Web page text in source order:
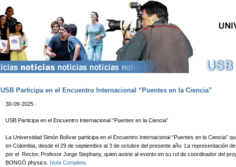
Pasar al contenido principal
USB Participa en el Encuentro Internacional “Puentes en la Ciencia”
30-09-2025.-
USB Participa en el Encuentro Internacional “Puentes en la Ciencia”
La Universidad Simón Bolívar participa en el Encuentro Internacional “Puentes en la Ciencia”
en Colombia, desde el 29 de septiembre al 3 de octubre del presente año. La representación
por el Rector, Profesor Jorge Stephany, quien asiste al evento en su rol de coordinador del
BONGÓ physics. Nota Completa.